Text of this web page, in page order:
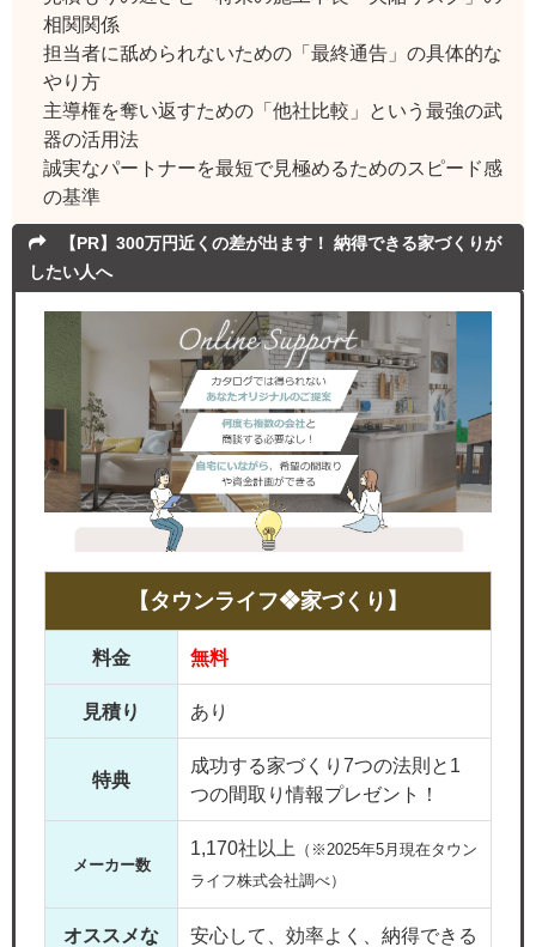
相関関係
担当者に舐められないための「最終通告」の具体的な
やり方
主導権を奪い返すための「他社比較」という最強の武
器の活用法
誠実なパートナーを最短で見極めるためのスピード感
の基準
【PR】300万円近くの差が出ます！ 納得できる家づくりが
したい人へ
【タウンライフ❖家づくり】
料金 無料
見積り あり
特典
成功する家づくり7つの法則と1
つの間取り情報プレゼント！
メーカー数
1,170社以上
（※2025年5月現在タウン
ライフ株式会社調べ）
オススメな
安心して、効率よく、納得できる